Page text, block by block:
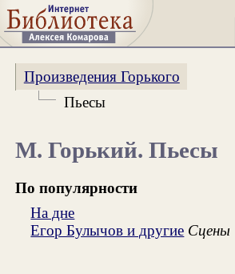
Произведения Горького
Пьесы
М. Горький. Пьесы
По популярности
На дне
Егор Булычов и другие Сцены